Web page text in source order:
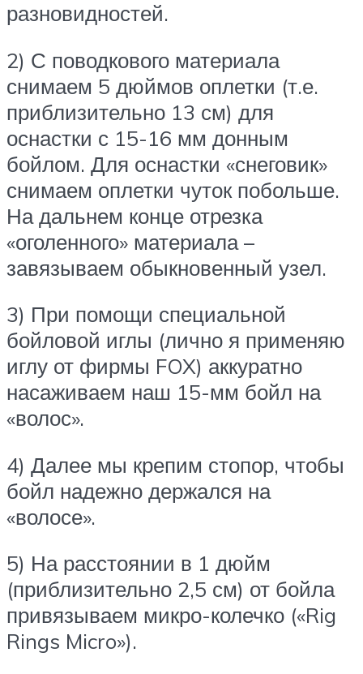
разновидностей.
2) С поводкового материала
снимаем 5 дюймов оплетки (т.е.
приблизительно 13 см) для
оснастки с 15-16 мм донным
бойлом. Для оснастки «снеговик»
снимаем оплетки чуток побольше.
На дальнем конце отрезка
«оголенного» материала –
завязываем обыкновенный узел.
3) При помощи специальной
бойловой иглы (лично я применяю
иглу от фирмы FOX) аккуратно
насаживаем наш 15-мм бойл на
«волос».
4) Далее мы крепим стопор, чтобы
бойл надежно держался на
«волосе».
5) На расстоянии в 1 дюйм
(приблизительно 2,5 см) от бойла
привязываем микро-колечко («Rig
Rings Micro»).